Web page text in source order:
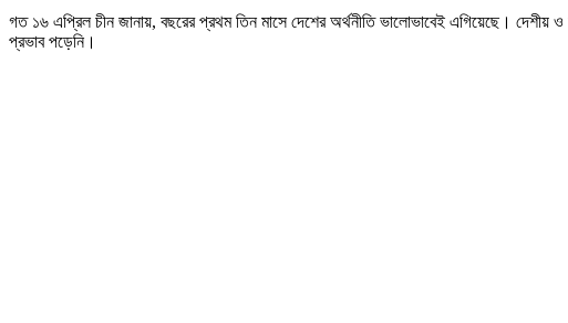
গত ১৬ এপ্রিল চীন জানায়, বছরের প্রথম তিন মাসে দেশের অর্থনীতি ভালোভাবেই এগিয়েছে।
প্রভাব পড়েনি।